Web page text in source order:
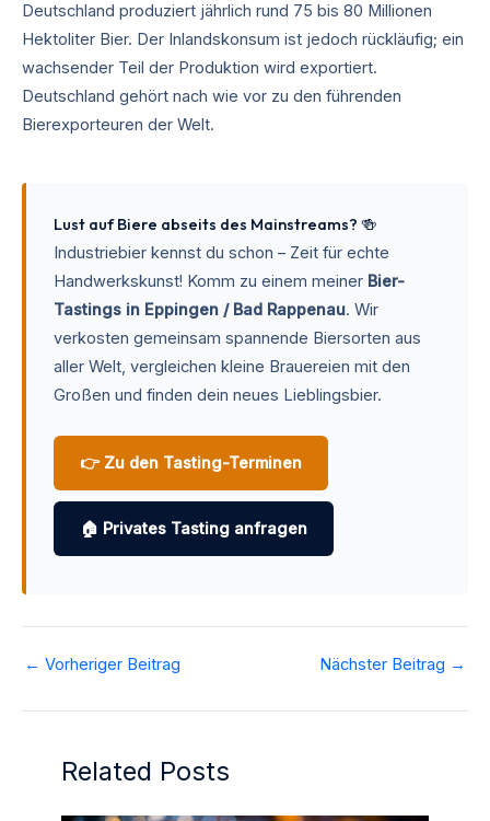
Deutschland produziert jährlich rund 75 bis 80 Millionen
Hektoliter Bier. Der Inlandskonsum ist jedoch rückläufig; ein
wachsender Teil der Produktion wird exportiert.
Deutschland gehört nach wie vor zu den führenden
Bierexporteuren der Welt.
Lust auf Biere abseits des Mainstreams? 🍻
Industriebier kennst du schon – Zeit für echte
Handwerkskunst! Komm zu einem meiner Bier-
Tastings in Eppingen / Bad Rappenau. Wir
verkosten gemeinsam spannende Biersorten aus
aller Welt, vergleichen kleine Brauereien mit den
Großen und finden dein neues Lieblingsbier.
👉 Zu den Tasting-Terminen
🏠 Privates Tasting anfragen
← Vorheriger Beitrag Nächster Beitrag →
Related Posts